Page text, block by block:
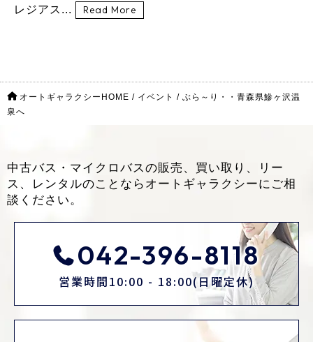
レジアス...
Read More
オートギャラクシーHOME / イベント / ぶら～り・・青森県鰺ヶ沢温
泉へ
中古バス・マイクロバスの販売、買い取り、リー
ス、レンタルのことなら オートギャラクシーにご相
談ください。
042-396-8118
営業時間10:00 - 18:00(日曜定休)